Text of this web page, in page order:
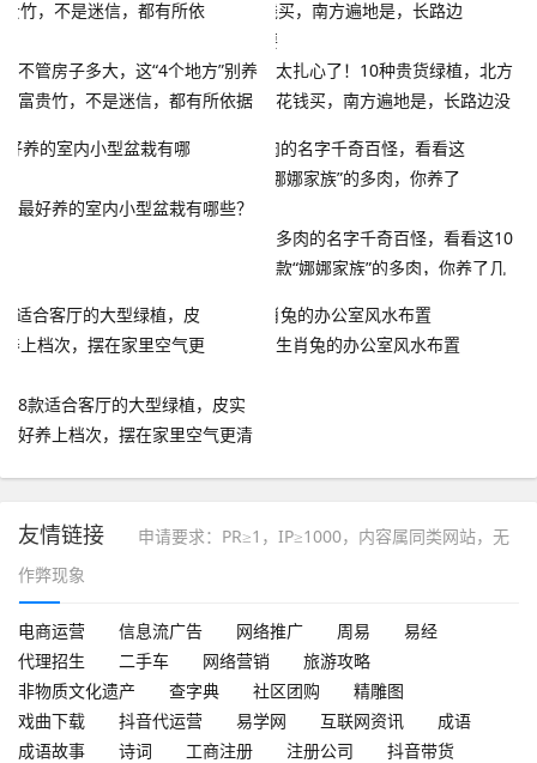
不管房子多大，这“4个地方”别养
富贵竹，不是迷信，都有所依据
太扎心了！10种贵货绿植，北方
花钱买，南方遍地是，长路边没
最好养的室内小型盆栽有哪些？
多肉的名字千奇百怪，看看这10
款“娜娜家族”的多肉，你养了几
8款适合客厅的大型绿植，皮实
好养上档次，摆在家里空气更清
生肖兔的办公室风水布置
友情链接
申请要求：PR≥1，IP≥1000，内容属同类网站，无
作弊现象
电商运营 信息流广告 网络推广 周易
易经
代理招生
二手车 网络营销
旅游攻略
非物质文化遗产
查字典 社区团购
精雕图
戏曲下载
抖音代运营 易学网 互联网资讯
成语
成语故事
诗词 工商注册 注册公司
抖音带货